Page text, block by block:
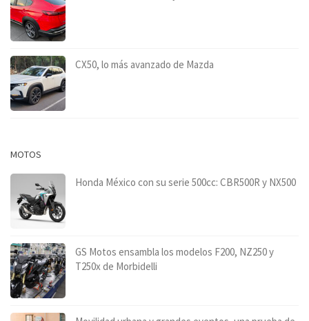
CX50, lo más avanzado de Mazda
MOTOS
Honda México con su serie 500cc: CBR500R y NX500
GS Motos ensambla los modelos F200, NZ250 y
T250x de Morbidelli